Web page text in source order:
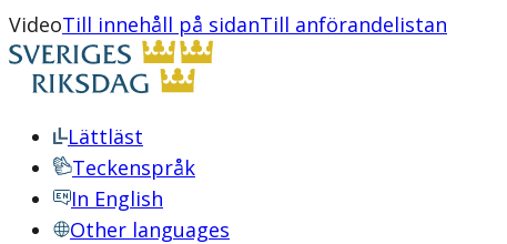
VideoTill innehåll på sidanTill anförandelistan
Lättläst
Teckenspråk
In English
Other languages